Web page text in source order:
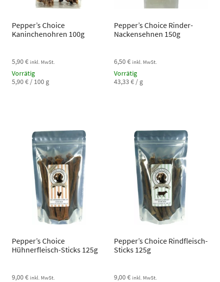
Pepper’s Choice
Kaninchenohren 100g
5,90€ inkl. MwSt.
Vorrätig
5,90€ / 100 g
Pepper’s Choice Rinder-
Nackensehnen 150g
6,50€ inkl. MwSt.
Vorrätig
43,33€ / g
Pepper’s Choice
Hühnerfleisch-Sticks 125g
9,00€ inkl. MwSt.
Pepper’s Choice Rindfleisch-
Sticks 125g
9,00€ inkl. MwSt.